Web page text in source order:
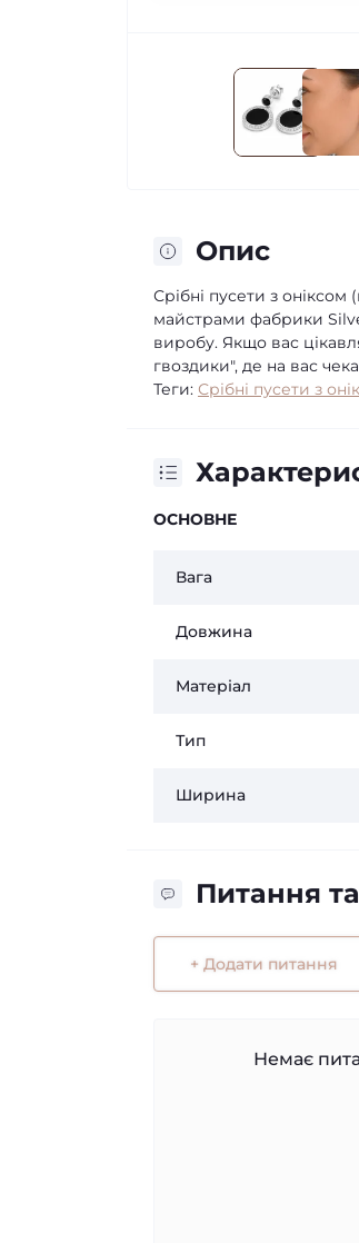
Опис
Срібні пусети з
майстрами фабрики
виробу. Якщо вас
гвоздики", де на вас
Теги: Срібні пусети з
ОСНОВНЕ
Вага
Довжина
Матеріал
Тип
Ширина
Питання та
+ Додати питання
Немає